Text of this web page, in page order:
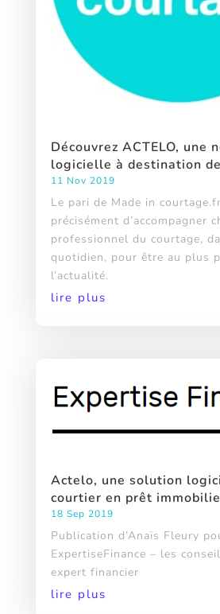
Découvrez ACTELO, une
logicielle à destination
11 Nov 2019
Le pari de Made in
précisément d’accompagner
professionnel du courtage,
quotidien, pour être au plus
l’actualité.
lire plus
Actelo, une solution
courtier en prêt
18 Sep 2019
Publication d’Anaïs Fleury
ExpertiseFinance – les
expert financier
lire plus